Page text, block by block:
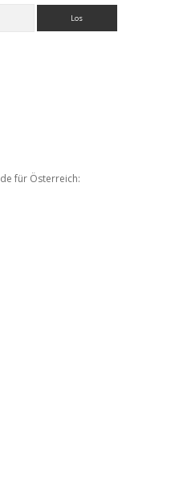
für Österreich: